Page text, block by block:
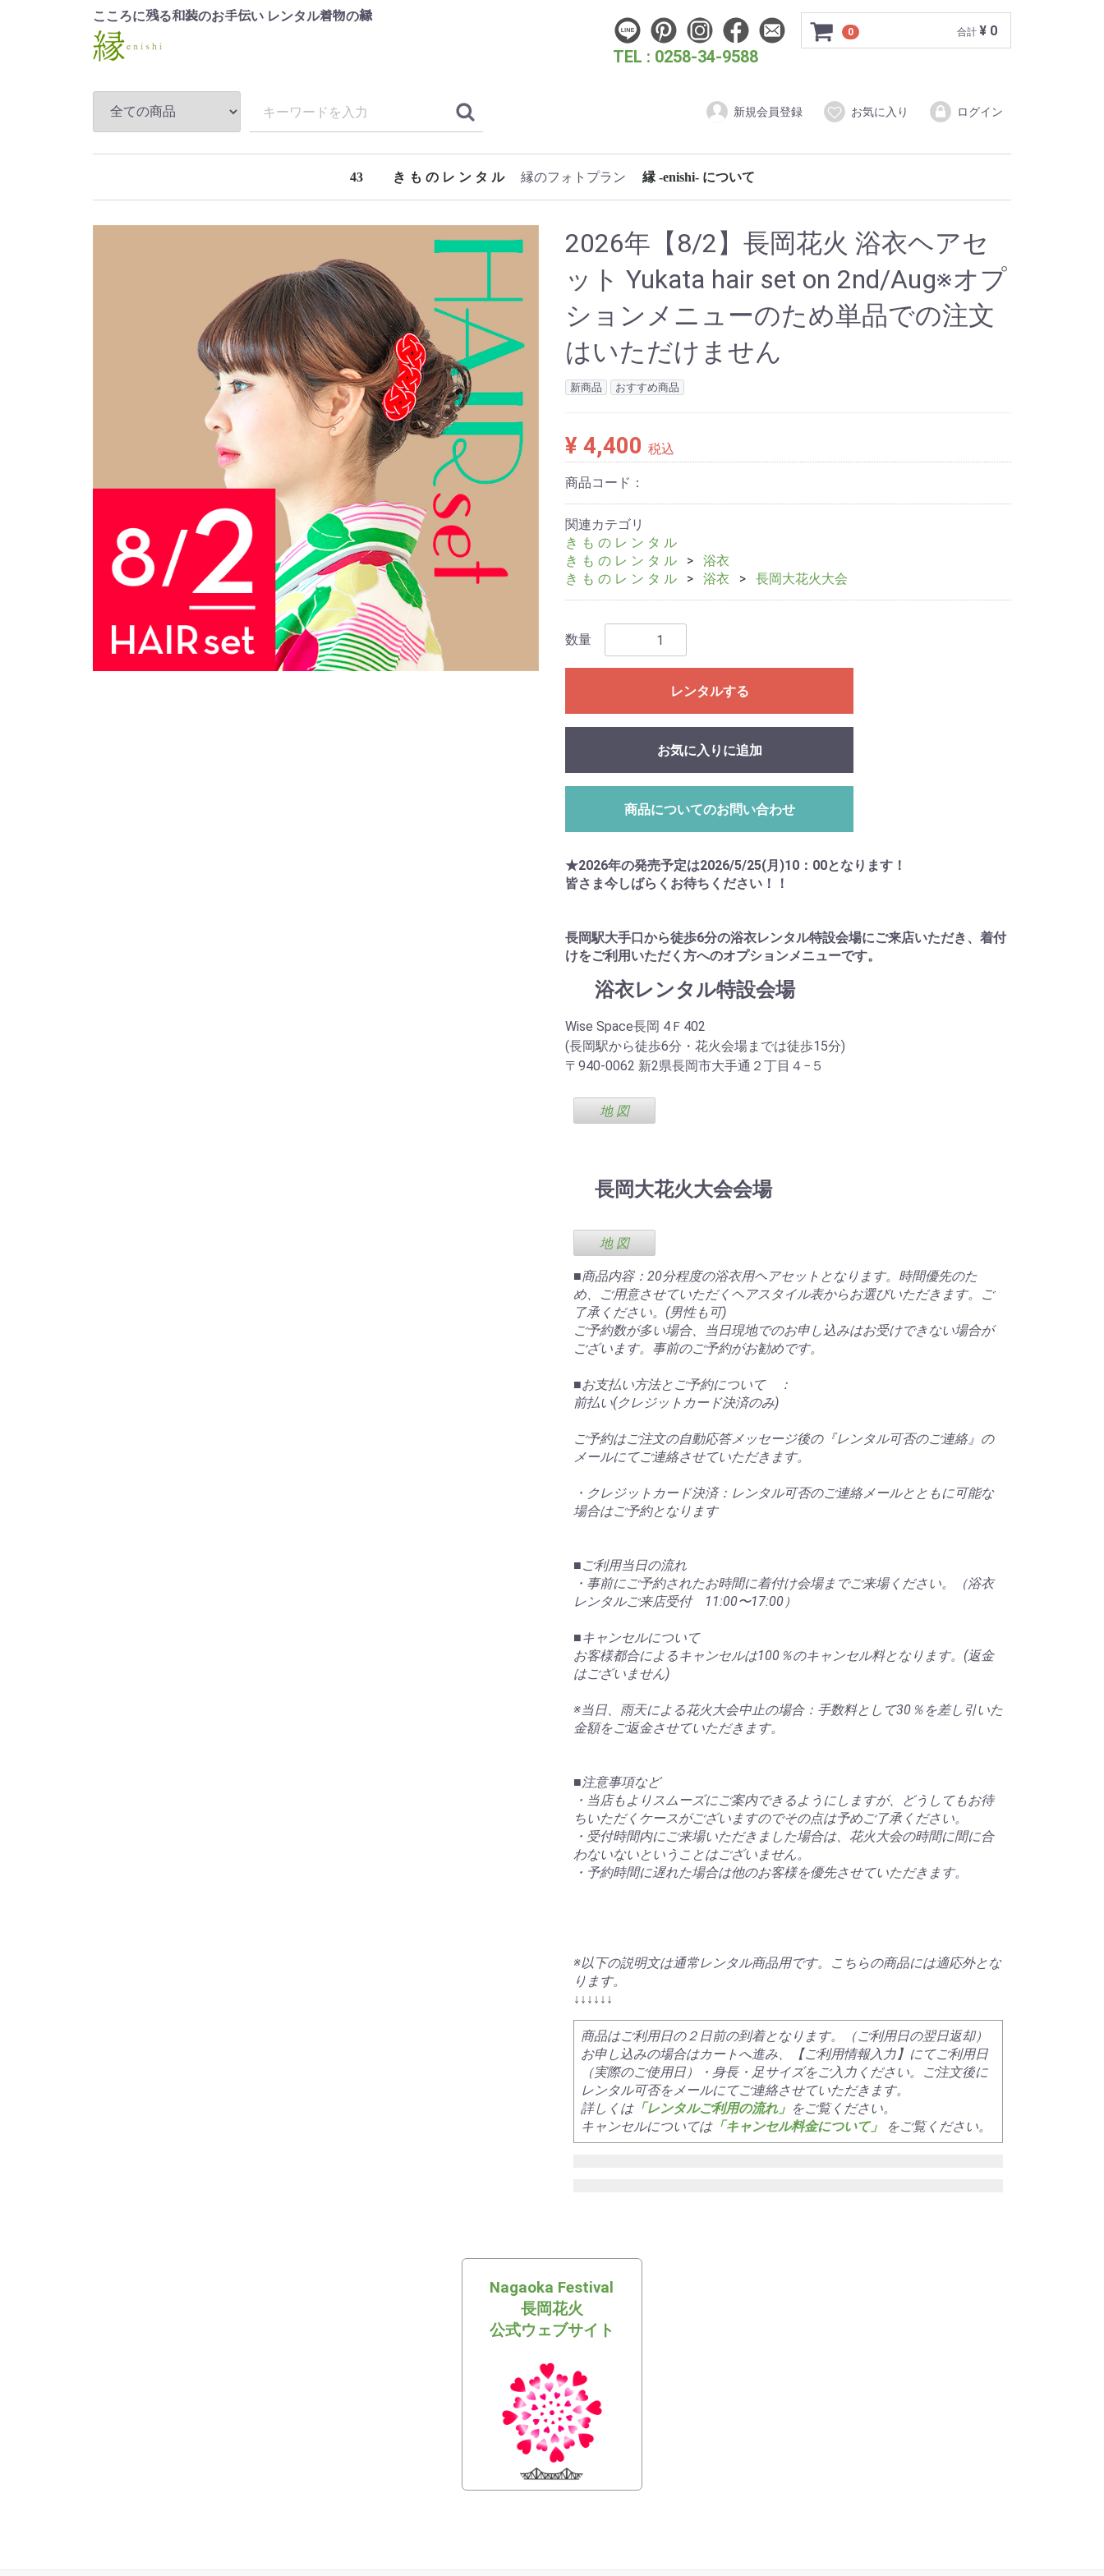
TEL : 0258-34-9588
こころに残る和装のお手伝い レンタル着物の縁
0 合計 ¥ 0
新規会員登録 お気に入り ログイン
43 き も の レ ン タ ル 縁のフォトプラン 縁 -enishi- について
2026年【8/2】長岡花火 浴衣ヘアセ
ット Yukata hair set on 2nd/Aug※オプ
ションメニューのため単品での注文
はいただけません
新商品 おすすめ商品
¥ 4,400 税込
商品コード：
関連カテゴリ
き も の レ ン タ ル
き も の レ ン タ ル
浴衣
き も の レ ン タ ル
浴衣 長岡大花火大会
数量
レンタルする
お気に入りに追加
商品についてのお問い合わせ
★2026年の発売予定は2026/5/25(月)10：00となります！
皆さま今しばらくお待ちください！！
長岡駅大手口から徒歩6分の浴衣レンタル特設会場にご来店いただき、着付
けをご利用いただく方へのオプションメニューです。
浴衣レンタル特設会場
Wise Space長岡 4Ｆ402
(長岡駅から徒歩6分・花火会場までは徒歩15分)
〒940-0062 新2県長岡市大手通２丁目４−５
地 図
長岡大花火大会会場
地 図
■商品内容：20分程度の浴衣用ヘアセットとなります。時間優先のた
め、ご用意させていただくヘアスタイル表からお選びいただきます。ご
了承ください。(男性も可)
ご予約数が多い場合、当日現地でのお申し込みはお受けできない場合が
ございます。事前のご予約がお勧めです。
■お支払い方法とご予約について ：
前払い(クレジットカード決済のみ)
ご予約はご注文の自動応答メッセージ後の『レンタル可否のご連絡』の
メールにてご連絡させていただきます。
・クレジットカード決済：レンタル可否のご連絡メールとともに可能な
場合はご予約となります
■ご利用当日の流れ
・事前にご予約されたお時間に着付け会場までご来場ください。（浴衣
レンタルご来店受付 11:00〜17:00）
■キャンセルについて
お客様都合によるキャンセルは100％のキャンセル料となります。(返金
はございません)
※当日、雨天による花火大会中止の場合：手数料として30％を差し引いた
金額をご返金させていただきます。
■注意事項など
・当店もよりスムーズにご案内できるようにしますが、どうしてもお待
ちいただくケースがございますのでその点は予めご了承ください。
・受付時間内にご来場いただきました場合は、花火大会の時間に間に合
わないないということはございません。
・予約時間に遅れた場合は他のお客様を優先させていただきます。
※以下の説明文は通常レンタル商品用です。こちらの商品には適応外とな
ります。
↓↓↓↓↓↓
商品はご利用日の２日前の到着となります。（ご利用日の翌日返却）
お申し込みの場合はカートへ進み、【ご利用情報入力】にてご利用日
（実際のご使用日）・身長・足サイズをご入力ください。ご注文後に
レンタル可否をメールにてご連絡させていただきます。
詳しくは「レンタルご利用の流れ」 をご覧ください。
キャンセルについては「キャンセル料金について」 をご覧ください。
Nagaoka Festival
長岡花火
公式ウェブサイト